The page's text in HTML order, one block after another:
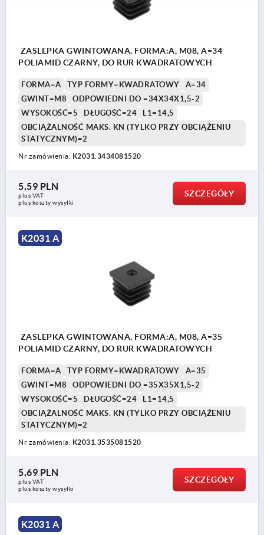
ZASLEPKA GWINTOWANA, FORMA:A, M08, A=34
POLIAMID CZARNY, DO RUR KWADRATOWYCH
FORMA=A TYP FORMY=KWADRATOWY
A=34
GWINT=M8
ODPOWIEDNI DO =34X34X1,5-2
WYSOKOŚĆ=5
DŁUGOŚĆ=24
L1=14,5
OBCIĄŻALNOŚĆ MAKS. KN (TYLKO PRZY OBCIĄŻENIU
STATYCZNYM)=2
Nr zamówienia: K2031.3434081520
5,59 PLN
plus VAT
plus koszty wysyłki
SZCZEGÓŁY
K2031 A
ZASLEPKA GWINTOWANA, FORMA:A, M08, A=35
POLIAMID CZARNY, DO RUR KWADRATOWYCH
FORMA=A TYP FORMY=KWADRATOWY
A=35
GWINT=M8
ODPOWIEDNI DO =35X35X1,5-2
WYSOKOŚĆ=5
DŁUGOŚĆ=24
L1=14,5
OBCIĄŻALNOŚĆ MAKS. KN (TYLKO PRZY OBCIĄŻENIU
STATYCZNYM)=2
Nr zamówienia: K2031.3535081520
5,69 PLN
plus VAT
plus koszty wysyłki
SZCZEGÓŁY
K2031 A